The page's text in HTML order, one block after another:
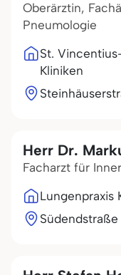
Oberärztin,
Pneumologie
St.
Kliniken
Herr Dr.
Facharzt für
Lungenpraxis